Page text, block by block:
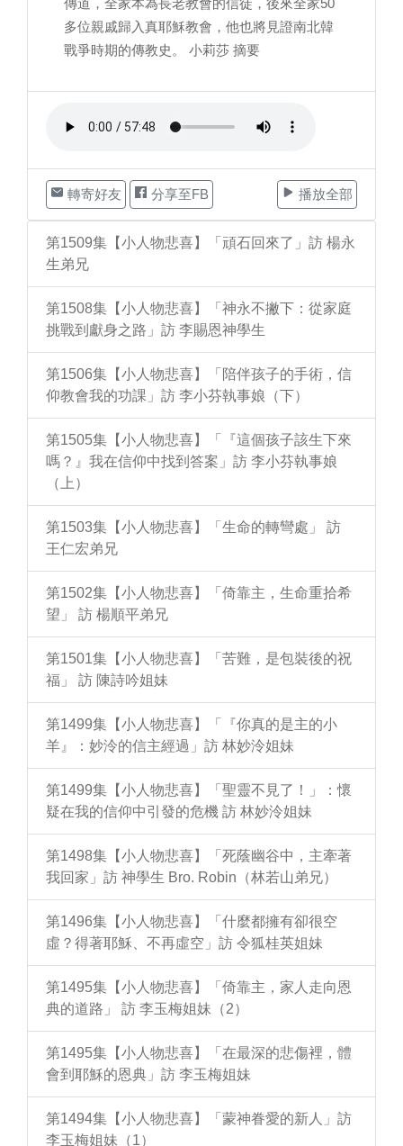
傳道，全家本為長老教會的信徒，後來全家50
多位親戚歸入真耶穌教會，他也將見證南北韓
戰爭時期的傳教史。 小莉莎 摘要
轉寄好友 分享至FB 播放全部
第1509集【小人物悲喜】「頑石回來了」訪 楊永
生弟兄
第1508集【小人物悲喜】「神永不撇下：從家庭
挑戰到獻身之路」訪 李賜恩神學生
第1506集【小人物悲喜】「陪伴孩子的手術，信
仰教會我的功課」訪 李小芬執事娘（下）
第1505集【小人物悲喜】「『這個孩子該生下來
嗎？』我在信仰中找到答案」訪 李小芬執事娘
（上）
第1503集【小人物悲喜】「生命的轉彎處」 訪
王仁宏弟兄
第1502集【小人物悲喜】「倚靠主，生命重拾希
望」 訪 楊順平弟兄
第1501集【小人物悲喜】「苦難，是包裝後的祝
福」 訪 陳詩吟姐妹
第1499集【小人物悲喜】「『你真的是主的小
羊』：妙泠的信主經過」訪 林妙泠姐妹
第1499集【小人物悲喜】「聖靈不見了！」：懷
疑在我的信仰中引發的危機 訪 林妙泠姐妹
第1498集【小人物悲喜】「死蔭幽谷中，主牽著
我回家」訪 神學生 Bro. Robin（林若山弟兄）
第1496集【小人物悲喜】「什麼都擁有卻很空
虛？得著耶穌、不再虛空」訪 令狐桂英姐妹
第1495集【小人物悲喜】「倚靠主，家人走向恩
典的道路」 訪 李玉梅姐妹（2）
第1495集【小人物悲喜】「在最深的悲傷裡，體
會到耶穌的恩典」訪 李玉梅姐妹
第1494集【小人物悲喜】「蒙神眷愛的新人」訪
李玉梅姐妹（1）